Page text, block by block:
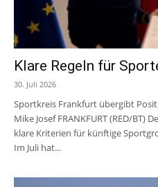
Klare Regeln für
30. Juli 2026
Sportkreis Frankfurt übergibt
Mike Josef FRANKFURT (RED/
klare Kriterien für künftige
Im Juli hat...